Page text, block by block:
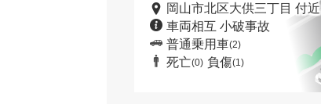
岡山市北区大供三丁目 付近
車両相互 小破事故
普通乗用車(2)
死亡(0) 負傷(1)